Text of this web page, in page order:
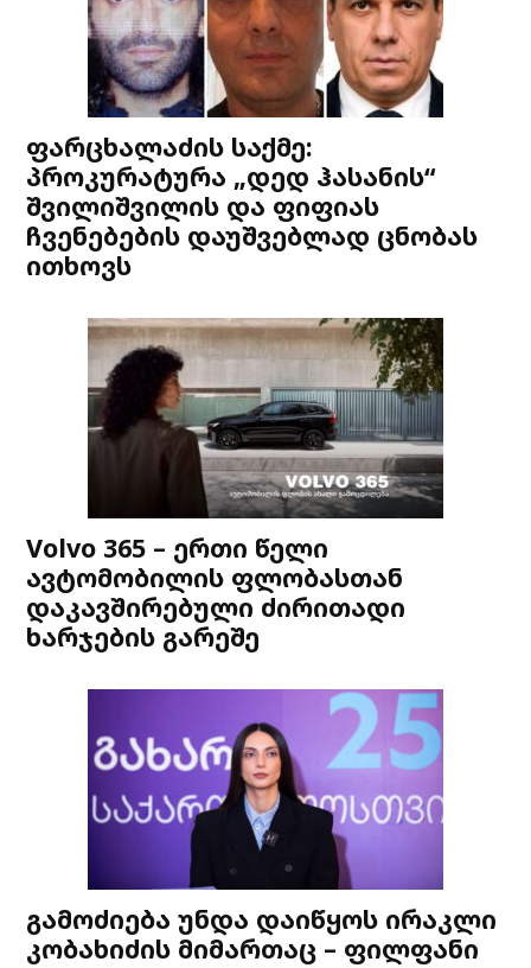
ფარცხალაძის საქმე:
პროკურატურა „დედ ჰასანის“
შვილიშვილის და ფიფიას
ჩვენებების დაუშვებლად ცნობას
ითხოვს
Volvo 365 – ერთი წელი
ავტომობილის ფლობასთან
დაკავშირებული ძირითადი
ხარჯების გარეშე
გამოძიება უნდა დაიწყოს ირაკლი
კობახიძის მიმართაც – ფილფანი